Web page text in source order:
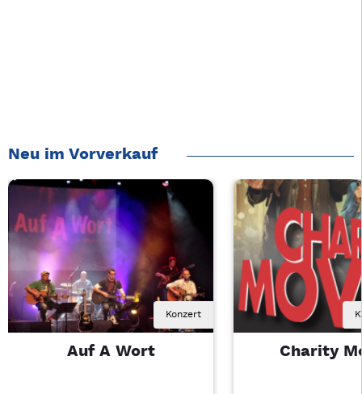
Neu im Vorverkauf
Konzert
Auf A Wort Charity